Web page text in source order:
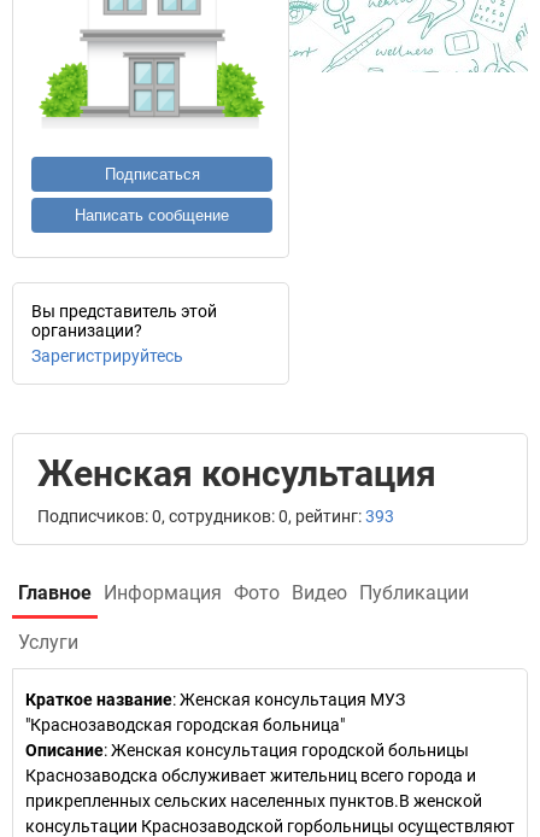
Подписаться
Написать сообщение
Вы представитель этой
организации?
Зарегистрируйтесь
Женская консультация
Подписчиков: 0, сотрудников: 0, рейтинг:393
Главное Информация Фото Видео Публикации
Услуги
Краткое название:Женская консультация МУЗ
"Краснозаводская городская больница"
Описание: Женская консультация городской больницы
Краснозаводска обслуживает жительниц всего города и
прикрепленных сельских населенных пунктов.В женской
консультации Краснозаводской горбольницы осуществляют